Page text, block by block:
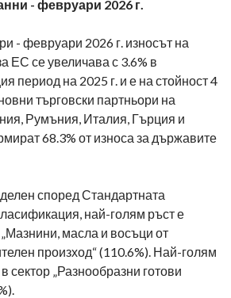
- февруари 2026 г.
- февруари 2026 г. износът на
ЕС се увеличава с 3.6% в
период на 2025 г. и е на стойност 4
търговски партньори на
Румъния, Италия, Гърция и
68.3% от износа за държавите
според Стандартната
най-голям ръст е
масла и восъци от
произход“ (110.6%). Най-голям
сектор „Разнообразни готови